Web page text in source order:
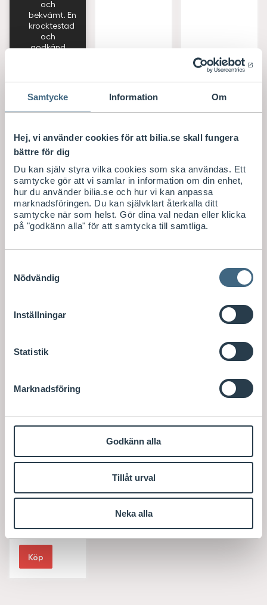
Samtycke Information Om
Hej, vi använder cookies för att bilia.se skall fungera
bättre för dig
Du kan själv styra vilka cookies som ska användas. Ett
samtycke gör att vi samlar in information om din enhet,
hur du använder bilia.se och hur vi kan anpassa
marknadsföringen. Du kan självklart återkalla ditt
samtycke när som helst. Gör dina val nedan eller klicka
på "godkänn alla" för att samtycka till samtliga.
Nödvändig
Inställningar
Statistik
Marknadsföring
Godkänn alla
Tillåt urval
Neka alla
och
bekvämt. En
krocktestad
och
godkänd
säker och
bekväm
bilen. Just
nu får du
10%
rabatt på
hundburar.
Gäller till
och med
2026-08-
31. Gäller
produkter
Beställnings
veckor
Leverans 2-
6
arbetsdag
ar
butik
/ st
Dacia Original
Brandsläckare
Leverans 2-
ar
728S
E
/ st
Köp